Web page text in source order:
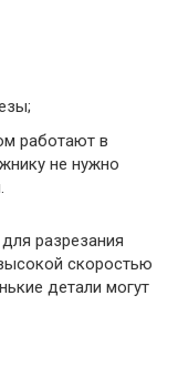
работают в
не нужно
разрезания
скоростью
детали могут